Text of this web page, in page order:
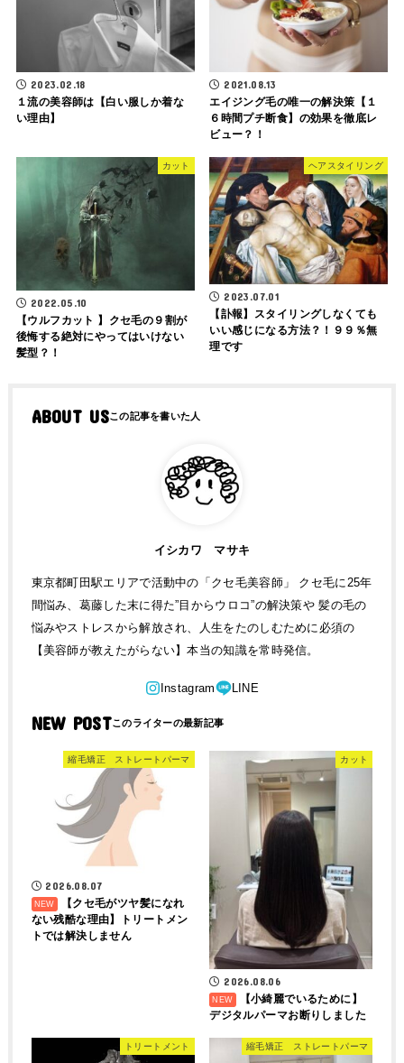
2023.02.18
１流の美容師は【白い服しか着な
い理由】
2021.08.13
エイジング毛の唯一の解決策【１
６時間プチ断食】の効果を徹底レ
ビュー？！
カット
2022.05.10
【ウルフカット 】クセ毛の９割が
後悔する絶対にやってはいけない
髪型？！
ヘアスタイリング
2023.07.01
【訃報】スタイリングしなくても
いい感じになる方法？！９９％無
理です
ABOUT US
イシカワ マサキ
東京都町田駅エリアで活動中の「クセ毛美容師」 クセ毛に25年
間悩み、葛藤した末に得た”目からウロコ”の解決策や 髪の毛の
悩みやストレスから解放され、人生をたのしむために必須の
【美容師が教えたがらない】本当の知識を常時発信。
NEW POST
縮毛矯正 ストレートパーマ
2026.08.07
【クセ毛がツヤ髪になれ
ない残酷な理由】トリートメン
トでは解決しません
カット
2026.08.06
【小綺麗でいるために】
デジタルパーマお断りしました
トリートメント 縮毛矯正 ストレートパーマ